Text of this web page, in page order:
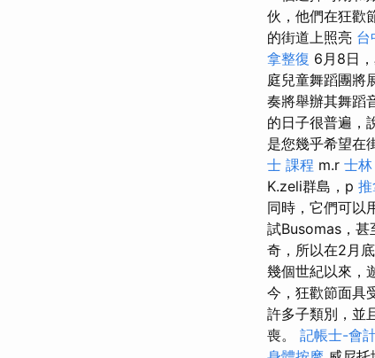
伙，他們在狂歡
的街道上照亮 台
拿整復 6月8日
庭兒童舞蹈團將
奏將舉辦其舞蹈
的日子很普遍，
是您幾乎希望在
士 課程 m.r 士
K.zeli群島，p
同時，它們可以
試Busomas，甚
奇，所以在2月
幾個世紀以來，
今，狂歡節面具
許多子類別，並
喪。 記帳士-會